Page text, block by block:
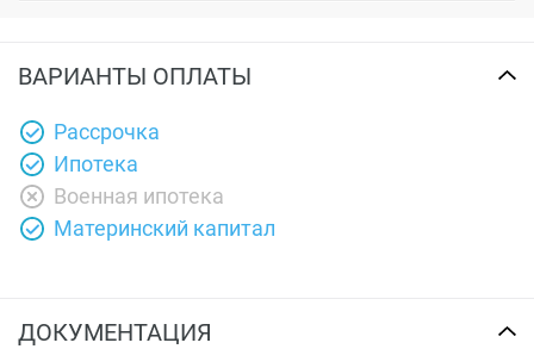
ВАРИАНТЫ ОПЛАТЫ
Рассрочка
Ипотека
Военная ипотека
Материнский капитал
ДОКУМЕНТАЦИЯ